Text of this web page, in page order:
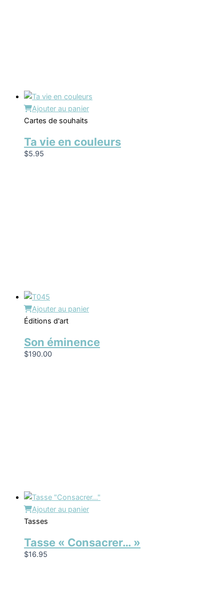
Ajouter au panier
Cartes de souhaits
Ta vie en couleurs
$5.95
Ajouter au panier
Éditions d'art
Son éminence
$190.00
Ajouter au panier
Tasses
Tasse « Consacrer… »
$16.95